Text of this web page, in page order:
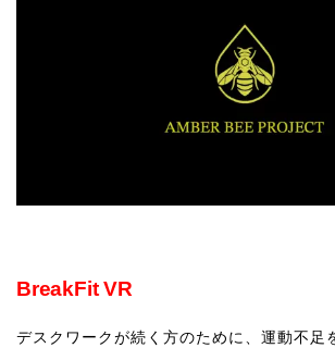
BreakFit VR
デスクワークが続く方のために、運動不足